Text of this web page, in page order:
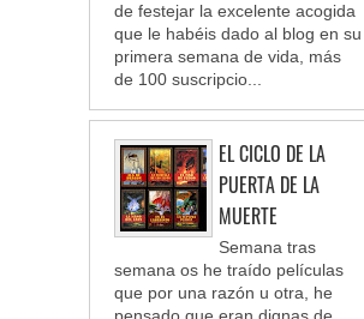
de festejar la excelente acogida
que le habéis dado al blog en su
primera semana de vida, más
de 100 suscripcio...
EL CICLO DE LA
PUERTA DE LA
MUERTE
Semana tras
semana os he traído películas
que por una razón u otra, he